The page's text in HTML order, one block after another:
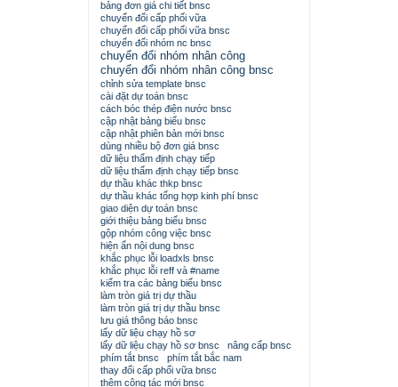
bảng đơn giá chi tiết bnsc
chuyển đổi cấp phối vữa
chuyển đổi cấp phối vữa bnsc
chuyển đổi nhóm nc bnsc
chuyển đổi nhóm nhân công
chuyển đổi nhóm nhân công bnsc
chỉnh sửa template bnsc
cài đặt dự toán bnsc
cách bóc thép điện nước bnsc
cập nhật bảng biểu bnsc
cập nhật phiên bản mới bnsc
dùng nhiều bộ đơn giá bnsc
dữ liệu thẩm định chạy tiếp
dữ liệu thẩm định chạy tiếp bnsc
dự thầu khác thkp bnsc
dự thầu khác tổng hợp kinh phí bnsc
giao diện dự toán bnsc
giới thiệu bảng biểu bnsc
gộp nhóm công việc bnsc
hiện ẩn nội dung bnsc
khắc phục lỗi loadxls bnsc
khắc phục lỗi reff và #name
kiểm tra các bảng biểu bnsc
làm tròn giá trị dự thầu
làm tròn giá trị dự thầu bnsc
lưu giá thông báo bnsc
lấy dữ liệu chạy hồ sơ
lấy dữ liệu chạy hồ sơ bnsc
nâng cấp bnsc
phím tắt bnsc
phím tắt bắc nam
thay đổi cấp phối vữa bnsc
thêm công tác mới bnsc